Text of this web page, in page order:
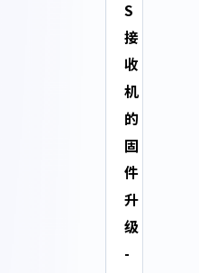
S
接
收
机
的
固
件
升
级
-